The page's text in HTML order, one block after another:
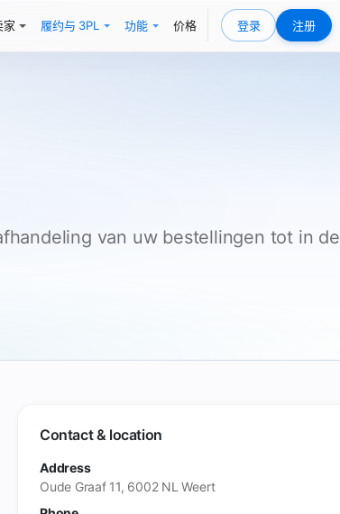
家 履约与 3PL 功能 价格 登录 注册
van uw bestellingen tot in de
Contact & location
Address
Oude Graaf 11, 6002 NL Weert